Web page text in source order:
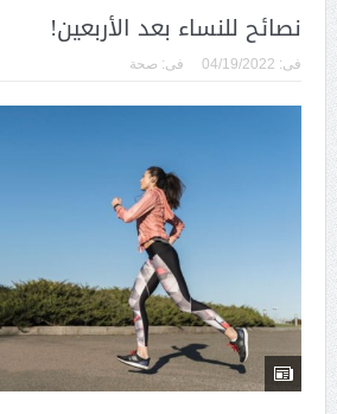
نصائح للنساء بعد الأربعين!
فى: 04/19/2022 فى: صحة